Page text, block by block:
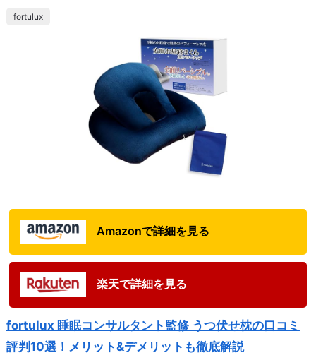
fortulux
Amazonで詳細を見る
楽天で詳細を見る
fortulux 睡眠コンサルタント監修 うつ伏せ枕の口コミ
評判10選！メリット&デメリットも徹底解説